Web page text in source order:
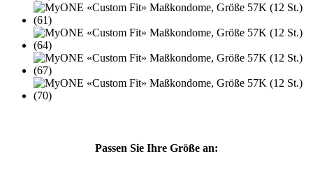
Passen Sie Ihre Größe an: